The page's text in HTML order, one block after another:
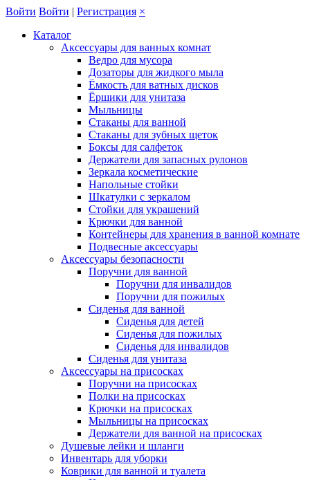
Войти Войти | Регистрация ×
Каталог
Аксессуары для ванных комнат
Ведро для мусора
Дозаторы для жидкого мыла
Ёмкость для ватных дисков
Ёршики для унитаза
Мыльницы
Стаканы для ванной
Стаканы для зубных щеток
Боксы для салфеток
Держатели для запасных рулонов
Зеркала косметические
Напольные стойки
Шкатулки с зеркалом
Стойки для украшений
Крючки для ванной
Контейнеры для хранения в ванной комнате
Подвесные аксессуары
Аксессуары безопасности
Поручни для ванной
Поручни для инвалидов
Поручни для пожилых
Сиденья для ванной
Сиденья для детей
Сиденья для пожилых
Сиденья для инвалидов
Сиденья для унитаза
Аксессуары на присосках
Поручни на присосках
Полки на присосках
Крючки на присосках
Мыльницы на присосках
Держатели для ванной на присосках
Душевые лейки и шланги
Инвентарь для уборки
Коврики для ванной и туалета